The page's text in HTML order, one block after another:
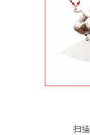
扫